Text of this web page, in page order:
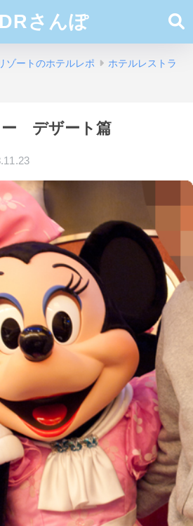
さんぽ
ゾートのホテルレポ
ホテルレストラ
ー デザート篇